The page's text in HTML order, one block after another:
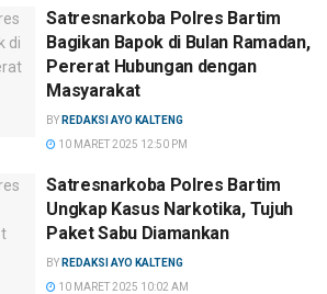
Satresnarkoba Polres Bartim
Bagikan Bapok di Bulan Ramadan,
Pererat Hubungan dengan
Masyarakat
BY REDAKSI AYO KALTENG
10 MARET 2025 12:50 PM
Satresnarkoba Polres Bartim
Ungkap Kasus Narkotika, Tujuh
Paket Sabu Diamankan
BY REDAKSI AYO KALTENG
10 MARET 2025 10:02 AM